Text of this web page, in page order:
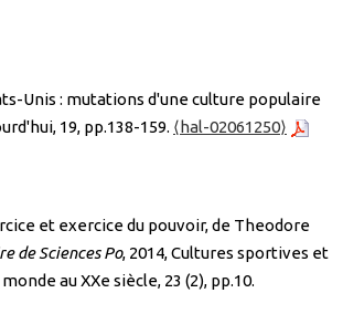
Unis : mutations d'une culture populaire
19, pp.138-159. ⟨hal-02061250⟩
et exercice du pouvoir, de Theodore
de Sciences Po, 2014, Cultures sportives et
au XXe siècle, 23 (2), pp.10.